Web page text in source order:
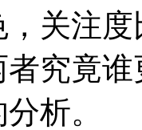
关注
究竟
析。